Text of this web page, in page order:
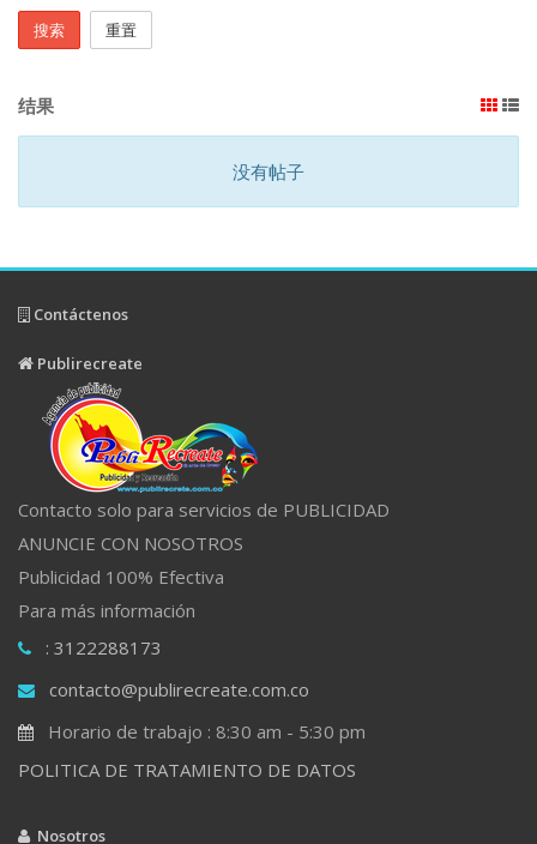
搜索 重置
结果
没有帖子
Contáctenos
Publirecreate
Contacto solo para servicios de PUBLICIDAD
ANUNCIE CON NOSOTROS
Publicidad 100% Efectiva
Para más información
: 3122288173
contacto@publirecreate.com.co
Horario de trabajo : 8:30 am - 5:30 pm
POLITICA DE TRATAMIENTO DE DATOS
Nosotros